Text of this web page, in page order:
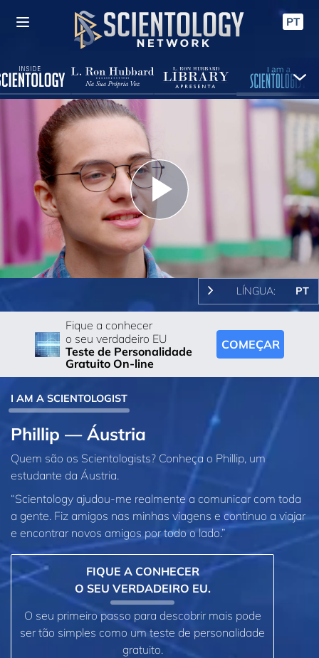
PT
Play
Video
LÍNGUA: PT
Fique a conhecer
o seu verdadeiro EU
Teste de Personalidade
Gratuito On-line
COMEÇAR
I AM A SCIENTOLOGIST
Phillip — Áustria
Quem são os Scientologists? Conheça o Phillip, um
estudante da Áustria.
“Scientology ajudou‑me realmente a comunicar com toda
a gente. Fiz amigos nas minhas viagens e continuo a viajar
e encontrar novos amigos por todo o lado.”
FIQUE A CONHECER
O SEU VERDADEIRO EU.
O seu primeiro passo para descobrir mais pode
ser tão simples como um teste de personalidade
gratuito.